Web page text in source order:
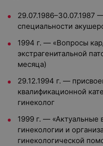
29.07.1986–30.07.1987
специальности
1994 г. — «Вопросы
экстрагенитальной
месяца)
29.12.1994 г. —
квалификационной
гинеколог
1999 г. — «Актуальные
гинекологии и
гинекологической